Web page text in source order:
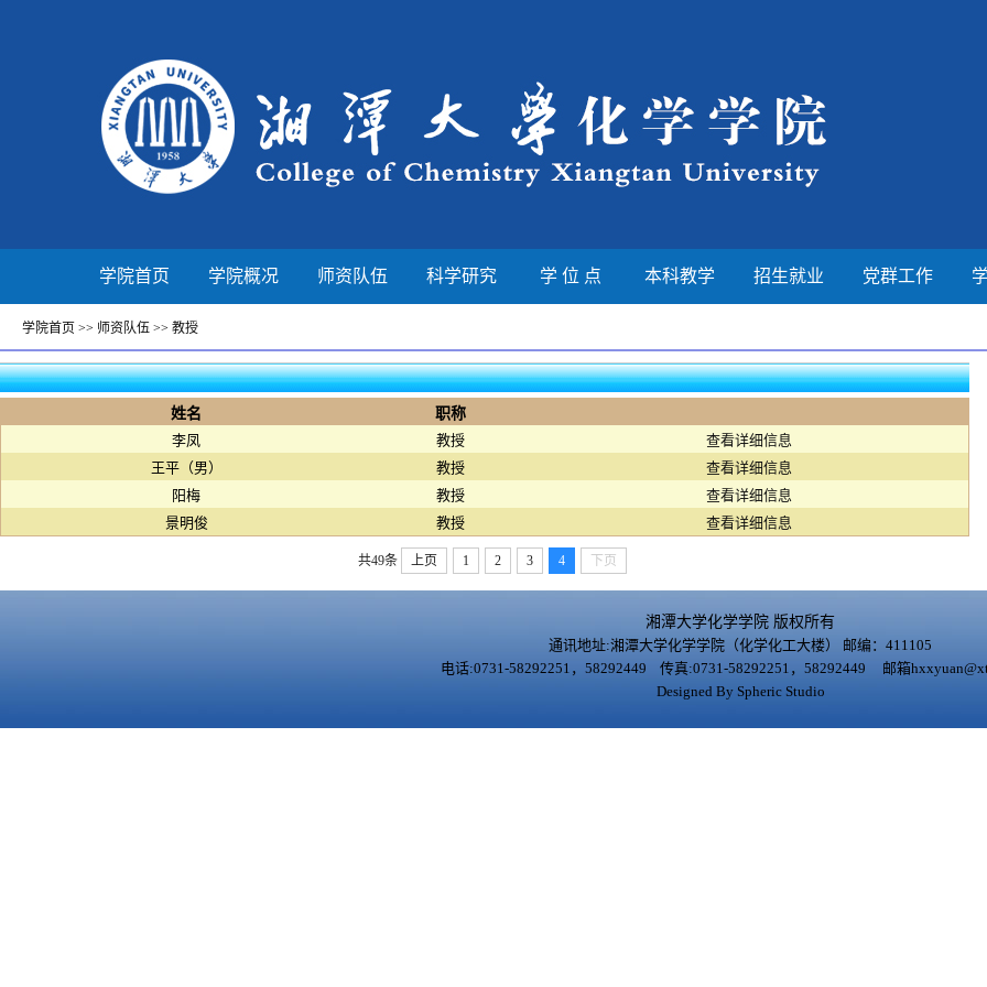
学院首页 学院概况 师资队伍 科学研究 学 位 点 本科教学 招生就业 党群工作
学院首页 >> 师资队伍 >> 教授
姓名
职称
李凤
教授
查看详细信息
王平（男）
教授
查看详细信息
阳梅
教授
查看详细信息
景明俊
教授 查看详细信息
共49条 上页 1 2 3 4 下页
湘潭大学化学学院 版权所有
通讯地址:湘潭大学化学学院（化学化工大楼） 邮编：411105
电话:0731-58292251，58292449 传真:0731-58292251，58292449 邮箱
Designed By Spheric Studio